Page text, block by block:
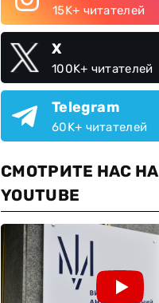
15K+ читателей
X
100K+ читателей
Telegram
60K+ читателей
СМОТРИТЕ НАС НА
YOUTUBE